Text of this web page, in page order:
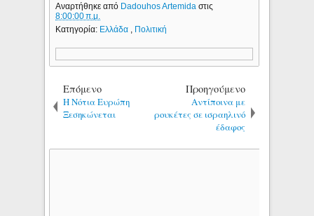
Αναρτήθηκε από Dadouhos Artemidaστις
8:00:00 π.μ.
Κατηγορία: Ελλάδα Πολιτική
Επόμενο
Η Νότια Ευρώπη
Ξεσηκώνεται
Προηγούμενο
Αντίποινα με
ρουκέτες σε ισραηλινό
έδαφος